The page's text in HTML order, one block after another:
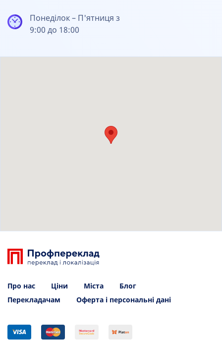
Понеділок – П'ятниця з
9:00 до 18:00
Про нас Ціни Міста
Блог
Перекладачам
Оферта і персональні дані